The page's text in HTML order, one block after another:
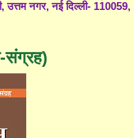
नगर, नई दिल्ली- 110059,
संग्रह)